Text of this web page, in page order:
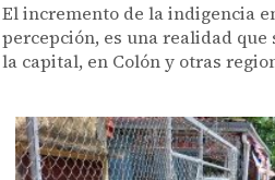
El incremento de la indigencia
percepción, es una realidad que
la capital, en Colón y otras